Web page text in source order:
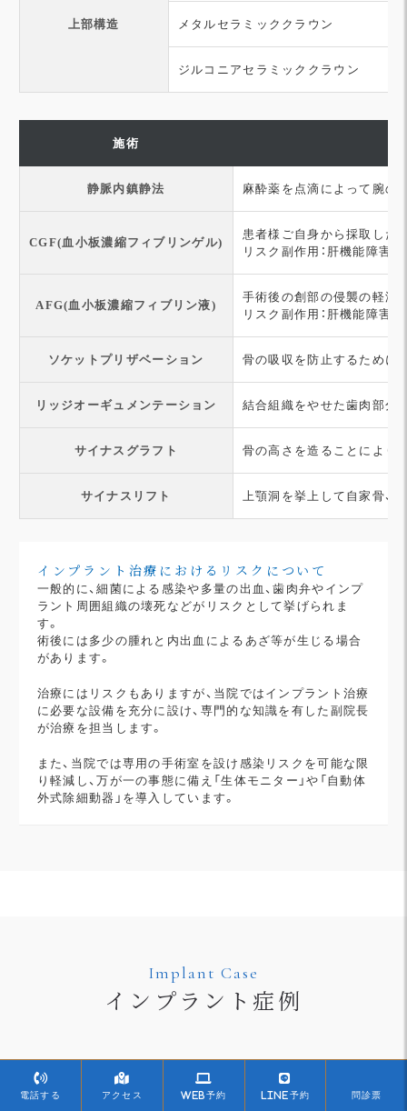
上部構造 メタルセラミッククラウン
ジルコニアセラミッククラウン
施術
静脈内鎮静法 麻酔薬を点滴によって腕の
CGF(血小板濃縮フィブリンゲル)
患者様ご自身から採取した
リスク副作用：肝機能障害
AFG(血小板濃縮フィブリン液)
手術後の創部の侵襲の軽減
リスク副作用：肝機能障害
ソケットプリザベーション 骨の吸収を防止するために
リッジオーギュメンテーション 結合組織をやせた歯肉部分
サイナスグラフト 骨の高さを造ることにより
サイナスリフト 上顎洞を挙上して自家骨、
インプラント治療におけるリスクについて
一般的に、細菌による感染や多量の出血、歯肉弁やインプ
ラント周囲組織の壊死などがリスクとして挙げられま
す。
術後には多少の腫れと内出血によるあざ等が生じる場合
があります。
治療にはリスクもありますが、当院ではインプラント治療
に必要な設備を充分に設け、専門的な知識を有した副院長
が治療を担当します。
また、当院では専用の手術室を設け感染リスクを可能な限
り軽減し、万が一の事態に備え「生体モニター」や「自動体
外式除細動器」を導入しています。
Implant Case
インプラント症例
電話する アクセス WEB予約 LINE予約 問診票